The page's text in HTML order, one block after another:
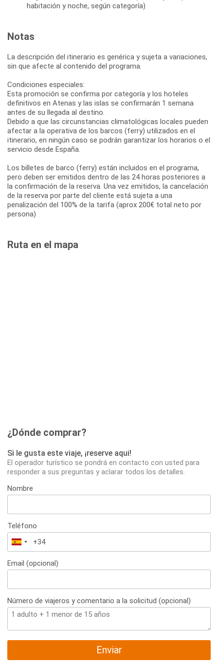
habitación y noche, según categoría)
Notas
La descripción del itinerario es genérica y sujeta a variaciones,
sin que afecte al contenido del programa.
Condiciones especiales:
Esta promoción se confirma por categoría y los hoteles
definitivos en Atenas y las islas se confirmarán 1 semana
antes de su llegada al destino.
Debido a que las circunstancias climatológicas locales pueden
afectar a la operativa de los barcos (ferry) utilizados en el
itinerario, en ningún caso se podrán garantizar los horarios o el
servicio desde España.
Los billetes de barco (ferry) están incluidos en el programa,
pero deben ser emitidos dentro de las 24 horas posteriores a
la confirmación de la reserva. Una vez emitidos, la cancelación
de la reserva por parte del cliente está sujeta a una
penalización del 100% de la tarifa (aprox 200€ total neto por
persona)
Ruta en el mapa
¿Dónde comprar?
Si le gusta este viaje, ¡reserve aqui!
El operador turístico se pondrá en contacto con usted para
responder a sus preguntas y aclarar todos los detalles.
Nombre
Teléfono
España
+34
Email (opcional)
Número de viajeros y comentario a la solicitud (opcional)
Enviar